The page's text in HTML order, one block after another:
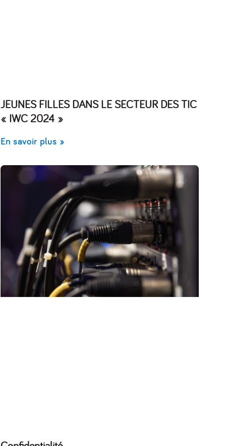
JEUNES FILLES DANS LE SECTEUR DES TIC
« IWC 2024 »
En savoir plus »